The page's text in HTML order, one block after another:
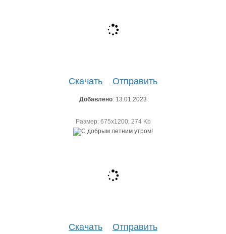
Скачать Отправить
Добавлено: 13.01.2023
Размер: 675х1200, 274 Kb
Скачать Отправить